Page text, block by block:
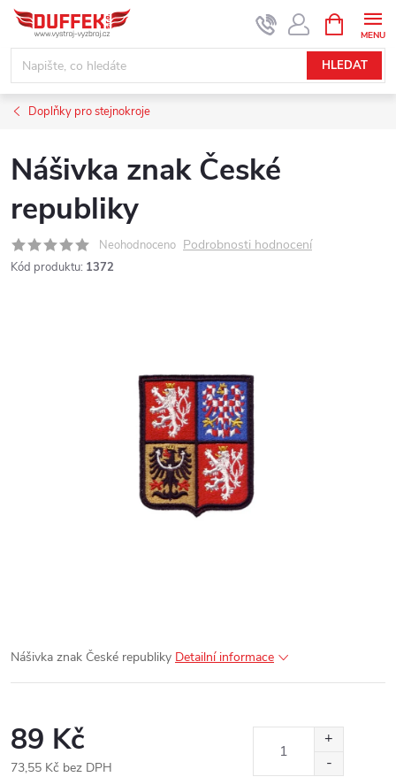
Přejít
obsah
HLEDAT
NÁKUPNÍ
KOŠÍK
Doplňky pro stejnokroje
Nášivka znak České
republiky
Neohodnoceno Podrobnosti hodnocení
Kód produktu: 1372
Nášivka znak České republiky Detailní informace
89 Kč
73,55 Kč bez DPH